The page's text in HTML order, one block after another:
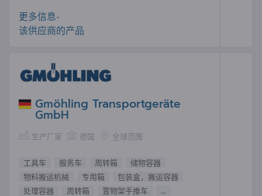
更多信息-
该供应商的产品
Gmöhling Transportgeräte
GmbH
生产厂家 德国 全球范围
工具车 服务车 周转箱
储物容器
物料搬运机械
专用箱
包装盒，搬运容器
处理容器
周转箱 置物架手推车 ...